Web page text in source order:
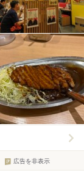
広告を非表示